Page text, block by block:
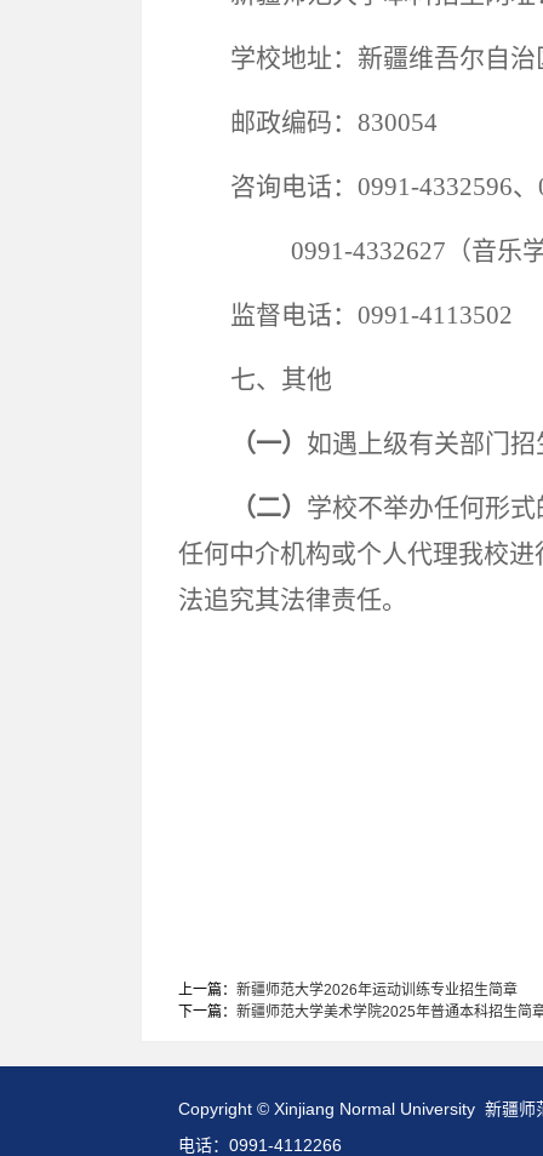
学校地址：新疆维吾尔自
邮政编码：830054
咨询电话：0991-4332596
0991-4332627（音乐
监督电话：0991-4113502
七、其他
（一） 如遇上级有关部门
（二） 学校不举办任何形
任何中介机构或个人代理我校
法追究其法律责任。
上一篇： 新疆师范大学2026年运动训练专业招生简章
下一篇： 新疆师范大学美术学院2025年普通本科招生简
Copyright © Xinjiang Normal University 新疆师
电话：0991-4112266